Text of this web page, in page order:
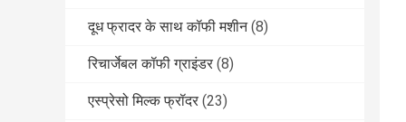
दूध फ्रादर के साथ कॉफी मशीन (8)
रिचार्जेबल कॉफी ग्राइंडर (8)
एस्प्रेसो मिल्क फ्रॉदर (23)